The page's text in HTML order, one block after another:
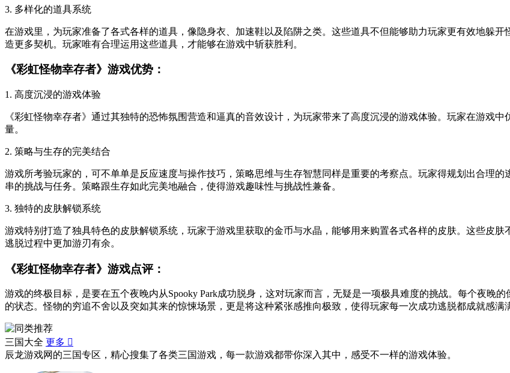
3. 多样化的道具系统
在游戏里，为玩家准备了各式各样的道具，像隐身衣、加速鞋以及陷阱之类。这些道具不但能够助力玩家更有效地躲
造更多契机。玩家唯有合理运用这些道具，才能够在游戏中斩获胜利。
《彩虹怪物幸存者》游戏优势：
1. 高度沉浸的游戏体验
《彩虹怪物幸存者》通过其独特的恐怖氛围营造和逼真的音效设计，为玩家带来了高度沉浸的游戏体验。玩家在游戏
量。
2. 策略与生存的完美结合
游戏所考验玩家的，可不单单是反应速度与操作技巧，策略思维与生存智慧同样是重要的考察点。玩家得规划出合理
串的挑战与任务。策略跟生存如此完美地融合，使得游戏趣味性与挑战性兼备。
3. 独特的皮肤解锁系统
游戏特别打造了独具特色的皮肤解锁系统，玩家于游戏里获取的金币与水晶，能够用来购置各式各样的皮肤。这些皮
逃脱过程中更加游刃有余。
《彩虹怪物幸存者》游戏点评：
游戏的终极目标，是要在五个夜晚内从Spooky Park成功脱身，这对玩家而言，无疑是一项极具难度的挑战。每个夜晚
的状态。怪物的穷追不舍以及突如其来的惊悚场景，更是将这种紧张感推向极致，使得玩家每一次成功逃脱都成就感满
三国大全 更多 
辰龙游戏网的三国专区，精心搜集了各类三国游戏，每一款游戏都带你深入其中，感受不一样的游戏体验。